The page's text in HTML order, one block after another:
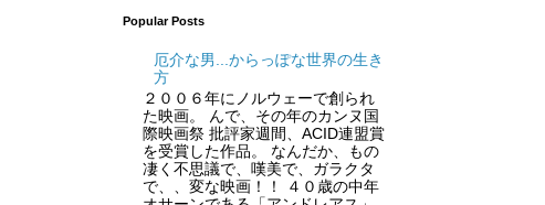
Popular Posts
厄介な男...からっぽな世界の生き
方
２００６年にノルウェーで創られ
た映画。 んで、その年のカンヌ国
際映画祭 批評家週間、ACID連盟賞
を受賞した作品。 なんだか、もの
凄く不思議で、嘆美で、ガラクタ
で、、変な映画！！ ４０歳の中年